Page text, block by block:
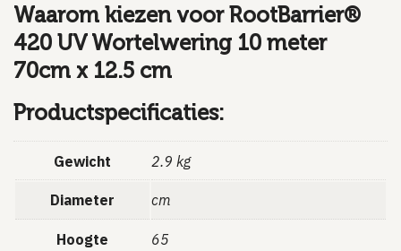
Waarom kiezen voor RootBarrier®
420 UV Wortelwering 10 meter
70cm x 12.5 cm
Productspecificaties:
Gewicht 2.9 kg
Diameter cm
Hoogte 65